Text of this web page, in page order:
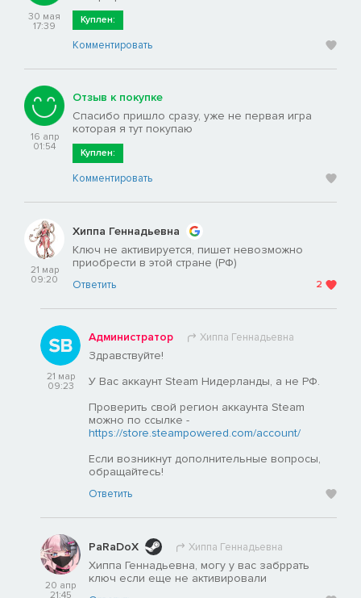
30 мая
17:39
Куплен:
Комментировать
16 апр
01:54
Отзыв к покупке
Спасибо пришло сразу, уже не первая игра
которая я тут покупаю
Куплен:
Комментировать
21 мар
09:20
Хиппа Геннадьевна
Ключ не активируется, пишет невозможно
приобрести в этой стране (РФ)
Ответить 2
21 мар
09:23
Администратор Хиппа Геннадьевна
Здравствуйте!
У Вас аккаунт Steam Нидерланды, а не РФ.
Проверить свой регион аккаунта Steam
можно по ссылке -
https://store.steampowered.com/account/
Если возникнут дополнительные вопросы,
обращайтесь!
Ответить
20 апр
21:45
PaRaDoX Хиппа Геннадьевна
Хиппа Геннадьевна, могу у вас забррать
ключ если еще не активировали